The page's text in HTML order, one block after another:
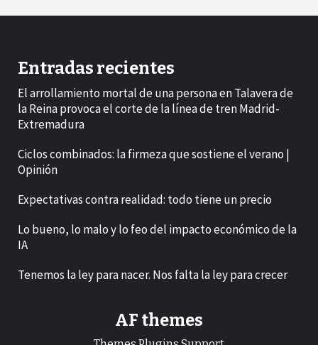
Entradas recientes
El arrollamiento mortal de una persona en Talavera de
la Reina provoca el corte de la línea de tren Madrid-
Extremadura
Ciclos combinados: la firmeza que sostiene el verano |
Opinión
Expectativas contra realidad: todo tiene un precio
Lo bueno, lo malo y lo feo del impacto económico de la
IA
Tenemos la ley para nacer. Nos falta la ley para crecer
AF themes